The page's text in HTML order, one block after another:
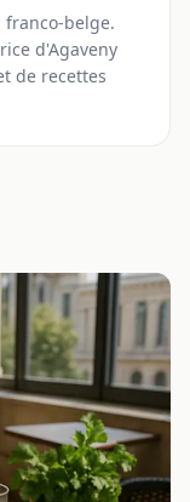
franco-belge.
d'Agaveny
de recettes